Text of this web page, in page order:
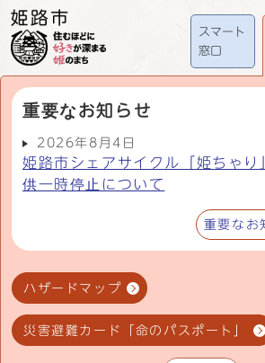
スマート
窓口
重要なお知らせ
2026年8月4日
姫路市シェアサイクル「姫ちゃり
供一時停止について
重要なお
ハザードマップ
災害避難カード「命のパスポート」